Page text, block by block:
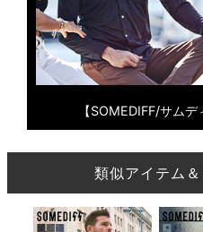
【SOMEDIFF/サム
類似アイテム